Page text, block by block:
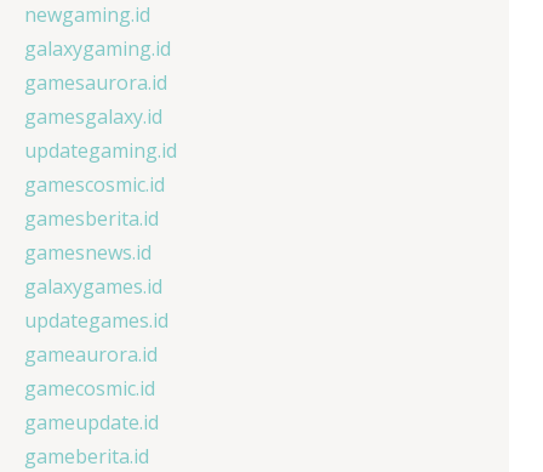
newgaming.id
galaxygaming.id
gamesaurora.id
gamesgalaxy.id
updategaming.id
gamescosmic.id
gamesberita.id
gamesnews.id
galaxygames.id
updategames.id
gameaurora.id
gamecosmic.id
gameupdate.id
gameberita.id